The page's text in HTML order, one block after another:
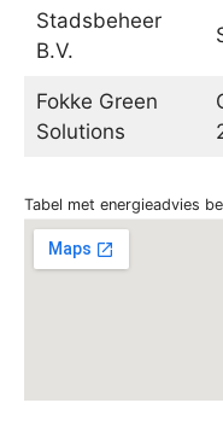
Stadsbeheer
B.V.
Fokke Green
Solutions
Tabel met energieadvies